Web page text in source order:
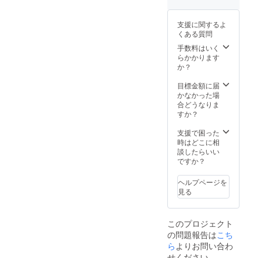
渡/委託
可能 ※
同じ人
の複数
回使用
も可能
のみ) 備
考欄に
使用予
人、あ
るいは
譲渡先
のお名
入力く
ださ
い。 譲
渡を委
る場合
は、”委
託希
望”とご
も、内
田に依
頼して
いただ
くこと
も可能
場所に
よって
はこち
らが出
ワーク
ショッ
プを実
施する
可能で
す。(受
講人数
関係な
市内に
ついて
は交通
費など
支援に関するよ
くある質問
手数料はいく
らかかります
か？
目標金額に届
かなかった場
合どうなりま
すか？
支援で困った
時はどこに相
談したらいい
ですか？
ヘルプページを
見る
このプロジェクト
の問題報告はこち
らよりお問い合わ